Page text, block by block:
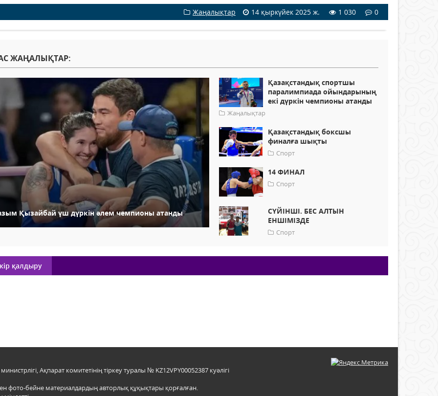
Жаңалықтар
14 қыркүйек 2025 ж. 1 030 0
ЖАҢАЛЫҚТАР:
Қызайбай үш дүркін әлем чемпионы атанды
Қазақстандық спортшы
паралимпиада ойындарының
екі дүркін чемпионы атанды
Жаңалықтар
Қазақстандық боксшы
финалға шықты
Спорт
14 ФИНАЛ
Спорт
СҮЙІНШІ. БЕС АЛТЫН
ЕНШІМІЗДЕ
Спорт
қалдыру
Ақпарат комитетінің тіркеу туралы № KZ12VPY00052387 куәлігі
фото-бейне материалдардың авторлық құқықтары қорғалған.